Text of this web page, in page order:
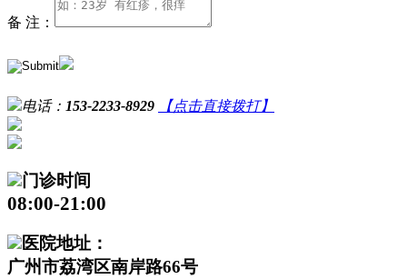
备 注：
电话： 153-2233-8929 【点击直接拨打】
门诊时间
08:00-21:00
医院地址：
广州市荔湾区南岸路66号